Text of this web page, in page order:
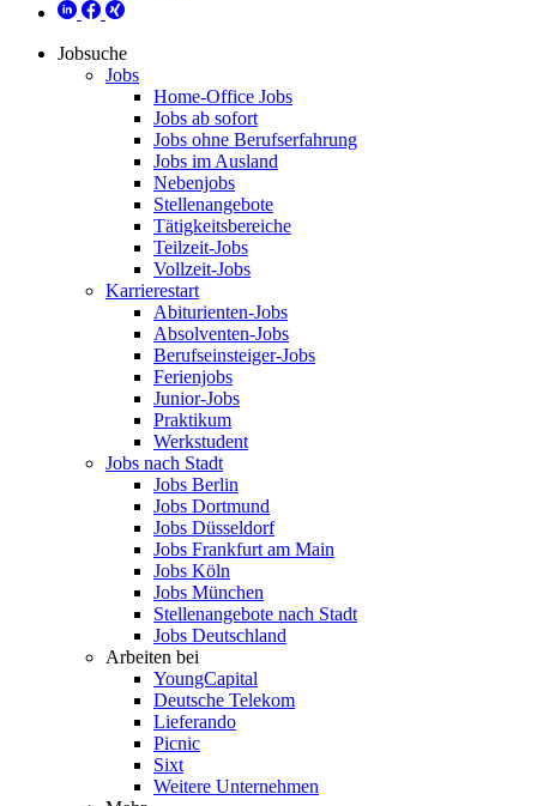
Jobsuche
Jobs
Home-Office Jobs
Jobs ab sofort
Jobs ohne Berufserfahrung
Jobs im Ausland
Nebenjobs
Stellenangebote
Tätigkeitsbereiche
Teilzeit-Jobs
Vollzeit-Jobs
Karrierestart
Abiturienten-Jobs
Absolventen-Jobs
Berufseinsteiger-Jobs
Ferienjobs
Junior-Jobs
Praktikum
Werkstudent
Jobs nach Stadt
Jobs Berlin
Jobs Dortmund
Jobs Düsseldorf
Jobs Frankfurt am Main
Jobs Köln
Jobs München
Stellenangebote nach Stadt
Jobs Deutschland
Arbeiten bei
YoungCapital
Deutsche Telekom
Lieferando
Picnic
Sixt
Weitere Unternehmen